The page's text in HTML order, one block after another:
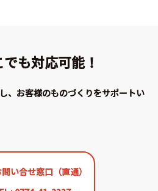
も対応可能！
、お客様のものづくりをサポートい
い合せ窓口（直通）